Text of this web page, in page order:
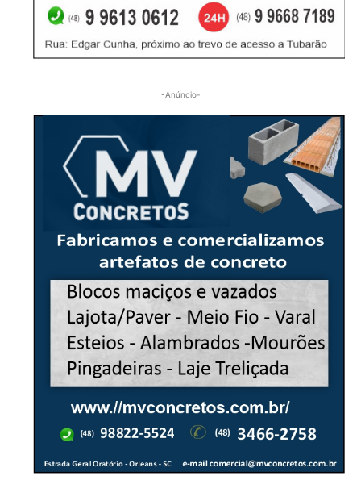
-Anúncio-